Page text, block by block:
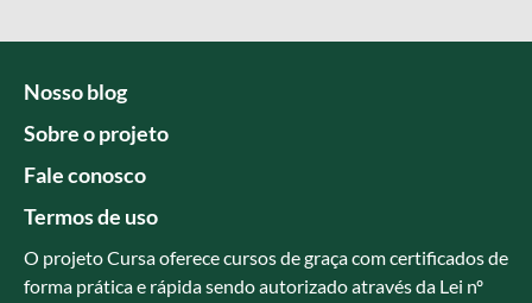
Nosso blog
Sobre o projeto
Fale conosco
Termos de uso
O projeto Cursa oferece cursos de graça com certificados de
forma prática e rápida sendo autorizado através da Lei nº